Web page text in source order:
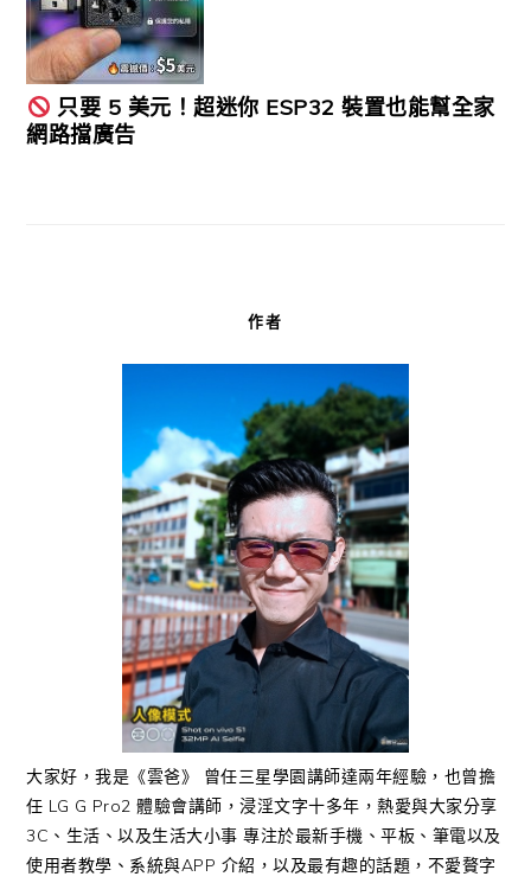
只要 5 美元！超迷你 ESP32 裝置也能幫全家
網路擋廣告
作者
大家好，我是《雲爸》 曾任三星學園講師達兩年經驗，也曾擔
任 LG G Pro2 體驗會講師，浸淫文字十多年，熱愛與大家分享
3C、生活、以及生活大小事 專注於最新手機、平板、筆電以及
使用者教學、系統與APP 介紹，以及最有趣的話題，不愛贅字